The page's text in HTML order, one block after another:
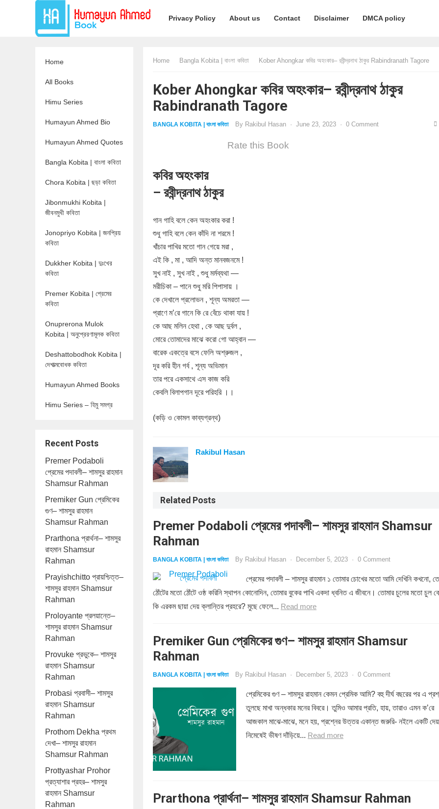
Privacy Policy About us Contact Disclaimer DMCA policy
Home
All Books
Himu Series
Humayun Ahmed Bio
Humayun Ahmed Quotes
Bangla Kobita | বাংলা কবিতা
Chora Kobita | ছড়া কবিতা
Jibonmukhi Kobita |
জীবনমুখী কবিতা
Jonopriyo Kobita | জনপ্রিয়
কবিতা
Dukkher Kobita | দুঃখের
কবিতা
Premer Kobita | প্রেমের
কবিতা
Onuprerona Mulok
Kobita | অনুপ্রেরণামূলক কবিতা
Deshattobodhok Kobita |
দেশাত্মবোধক কবিতা
Humayun Ahmed Books
Himu Series – হিমু সমগ্র
Recent Posts
Premer Podaboli
প্রেমের পদাবলী– শামসুর রাহমান
Shamsur Rahman
Premiker Gun প্রেমিকের
গুণ– শামসুর রাহমান
Shamsur Rahman
Prarthona প্রার্থনা– শামসুর
রাহমান Shamsur
Rahman
Prayishchitto প্রায়শ্চিত্ত–
শামসুর রাহমান Shamsur
Rahman
Proloyante প্রলয়ান্তে–
শামসুর রাহমান Shamsur
Rahman
Provuke প্রভুকে– শামসুর
রাহমান Shamsur
Rahman
Probasi প্রবাসী– শামসুর
রাহমান Shamsur
Rahman
Prothom Dekha প্রথম
দেখা– শামসুর রাহমান
Shamsur Rahman
Prottyashar Prohor
প্রত্যাশার প্রহর– শামসুর
রাহমান Shamsur
Rahman
Home Bangla Kobita | বাংলা কবিতা Kober Ahongkar কবির অহংকার– রবীন্দ্রনাথ ঠাকুর Rabindranath Tagore
Kober Ahongkar কবির অহংকার– রবীন্দ্রনাথ ঠাকুর
Rabindranath Tagore
BANGLA KOBITA | বাংলা কবিতা By Rakibul Hasan · June 23, 2023 · 0 Comment
Rate this Book
কবির অহংকার
– রবীন্দ্রনাথ ঠাকুর
গান গাহি বলে কেন অহংকার করা !
শুধু গাহি বলে কেন কাঁদি না শরমে !
খাঁচার পাখির মতো গান গেয়ে মরা ,
এই কি , মা , আদি অন্ত মানবজনমে !
সুখ নাই , সুখ নাই , শুধু মর্মব্যথা —
মরীচিকা – পানে শুধু মরি পিপাসায় ।
কে দেখালে প্রলোভন , শূন্য অমরতা —
প্রাণে ম’রে গানে কি রে বেঁচে থাকা যায় !
কে আছ মলিন হেথা , কে আছ দুর্বল ,
মোরে তোমাদের মাঝে করো গো আহ্বান —
বারেক একত্রে বসে ফেলি অশ্রুজল ,
দূর করি হীন গর্ব , শূন্য অভিমান
তার পরে একসাথে এস কাজ করি
কেবলি বিলাপগান দূরে পরিহরি ।।
(কড়ি ও কোমল কাব্যগ্রন্থ)
Rakibul Hasan
Related Posts
Premer Podaboli প্রেমের পদাবলী– শামসুর রাহমান Shamsur
Rahman
BANGLA KOBITA | বাংলা কবিতা By Rakibul Hasan · December 5, 2023 · 0 Comment
প্রেমের পদাবলী – শামসুর রাহমান ১ তোমার চোখের মতো আমি দেখিনি কখনো,
ঠোঁটের মতো ঠোঁটে ওষ্ঠ করিনি স্থাপন কোনোদিন, তোমার বুকের পাখি একদা ধ্বনিত এ জীবনে। তোমার চুলের মতো চুল
কি এরকম ছায়া দেয় ক্লান্তির প্রহরে? মুছে ফেলে... Read more
Premiker Gun প্রেমিকের গুণ– শামসুর রাহমান Shamsur
Rahman
BANGLA KOBITA | বাংলা কবিতা By Rakibul Hasan · December 5, 2023 · 0 Comment
প্রেমিকের গুণ – শামসুর রাহমান কেমন প্রেমিক আমি? বহু দীর্ঘ বছরের পর এ
তুলছে মাখা অন্ধকার মনের বিবরে। তুমিও আমার প্রতি, হায়, তারাও এমন ক’রে
আজকাল মাঝে-মাঝে, মনে হয়, প্রশ্নের উত্তর একান্ত জরুরি- নইলে একটি
নিমেষেই ভীষণ দাঁড়িয়ে... Read more
Prarthona প্রার্থনা– শামসুর রাহমান Shamsur Rahman